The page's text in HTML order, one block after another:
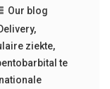
Our blog
,
ziekte,
te